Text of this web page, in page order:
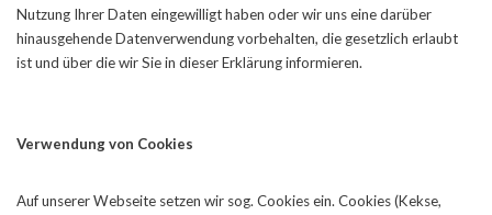
Nutzung Ihrer Daten eingewilligt haben oder wir uns eine darüber
hinausgehende Datenverwendung vorbehalten, die gesetzlich erlaubt
ist und über die wir Sie in dieser Erklärung informieren.
Verwendung von Cookies
Auf unserer Webseite setzen wir sog. Cookies ein. Cookies (Kekse,